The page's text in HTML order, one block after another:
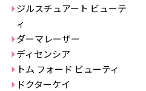
ジルスチュアート ビューテ
ィ
ダーマレーザー
ディセンシア
トム フォード ビューティ
ドクターケイ